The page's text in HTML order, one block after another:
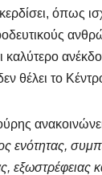
όπως
καλύτερο
θέλει το
ενότητας,
εξωστρέφειας